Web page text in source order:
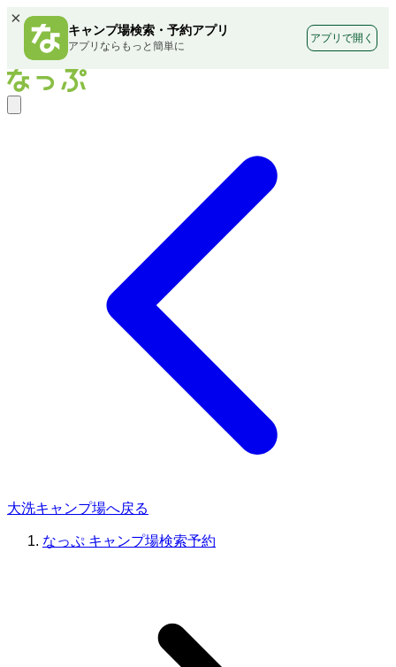
×
キャンプ場検索・予約アプリ
アプリならもっと簡単に
アプリで開く
大洗キャンプ場へ戻る
なっぷ キャンプ場検索予約